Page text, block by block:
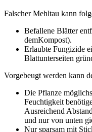
Falscher Mehltau kann
Befallene Blätter
demKompost).
Erlaubte Fungizide
Blattunterseiten
Vorgebeugt werden kann
Die Pflanze
Feuchtigkeit
Ausreichend
und nur von unten
Nur sparsam mit